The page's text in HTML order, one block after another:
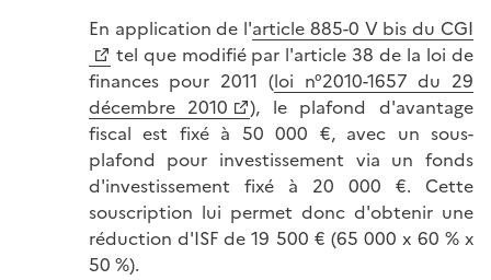
En application de l'article 885-0 V bis du CGI
tel que modifié par l'article 38 de la loi de
finances pour 2011 (loi n°2010-1657 du 29
décembre 2010
), le plafond d'avantage
fiscal est fixé à 50 000 €, avec un sous-
plafond pour investissement via un fonds
d'investissement fixé à 20 000 €. Cette
souscription lui permet donc d'obtenir une
réduction d'ISF de 19 500 € (65 000 x 60 % x
50 %).